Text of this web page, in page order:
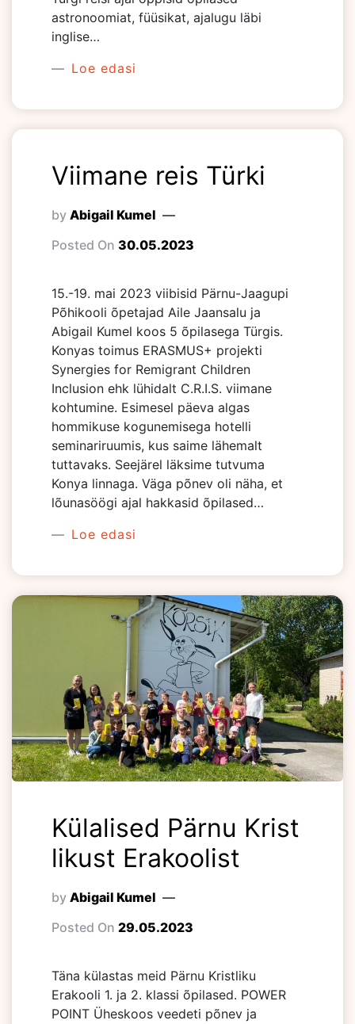
astronoomiat, füüsikat, ajalugu läbi
inglise…
Loe edasi
Viimane reis Türki
by Abigail Kumel
Posted On 30.05.2023
15.-19. mai 2023 viibisid Pärnu-Jaagupi
Põhikooli õpetajad Aile Jaansalu ja
Abigail Kumel koos 5 õpilasega Türgis.
Konyas toimus ERASMUS+ projekti
Synergies for Remigrant Children
Inclusion ehk lühidalt C.R.I.S. viimane
kohtumine. Esimesel päeva algas
hommikuse kogunemisega hotelli
seminariruumis, kus saime lähemalt
tuttavaks. Seejärel läksime tutvuma
Konya linnaga. Väga põnev oli näha, et
lõunasöögi ajal hakkasid õpilased…
Loe edasi
Külalised Pärnu Krist
likust Erakoolist
by Abigail Kumel
Posted On 29.05.2023
Täna külastas meid Pärnu Kristliku
Erakooli 1. ja 2. klassi õpilased. POWER
POINT Üheskoos veedeti põnev ja